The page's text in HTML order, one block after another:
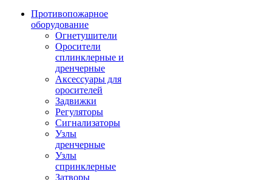
Противопожарное
оборудование
Огнетушители
Оросители
сплинклерные и
дренчерные
Аксессуары для
оросителей
Задвижки
Регуляторы
Сигнализаторы
Узлы
дренчерные
Узлы
спринклерные
Затворы